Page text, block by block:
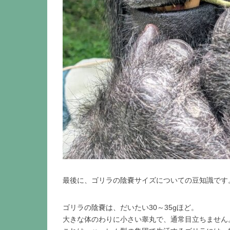
最後に、ゴリラの陰嚢サイズについての豆知識です
ゴリラの陰嚢は、だいたい30～35gほど。
大きな体のわりに小さい睾丸で、通常目立ちません